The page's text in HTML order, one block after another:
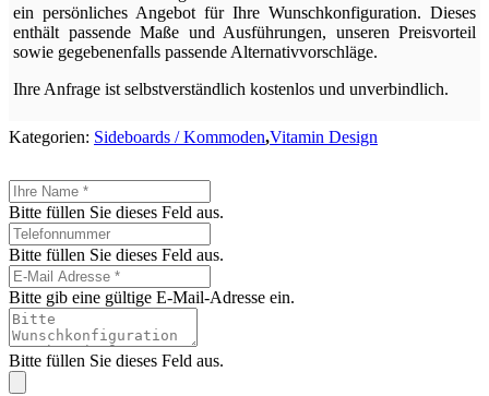
ein persönliches Angebot für Ihre Wunschkonfiguration. Dieses
enthält passende Maße und Ausführungen, unseren Preisvorteil
sowie gegebenenfalls passende Alternativvorschläge.
Ihre Anfrage ist selbstverständlich kostenlos und unverbindlich.
Kategorien: Sideboards / Kommoden,Vitamin Design
Bitte füllen Sie dieses Feld aus.
Bitte füllen Sie dieses Feld aus.
Bitte gib eine gültige E-Mail-Adresse ein.
Bitte füllen Sie dieses Feld aus.